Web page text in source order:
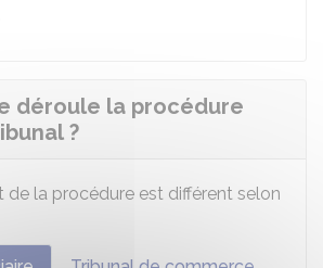
déroule la procédure
?
de la procédure est différent selon